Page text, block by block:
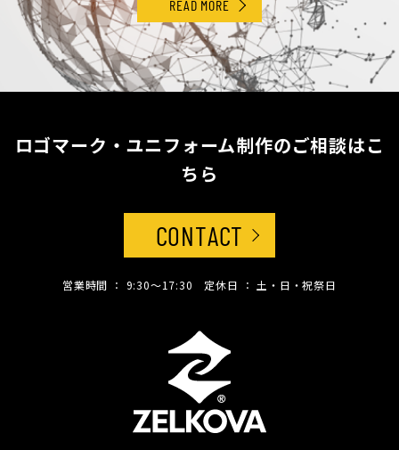
READ MORE
ロゴマーク・ユニフォーム制作のご相談はこ
ちら
CONTACT
営業時間 ： 9:30〜17:30 定休日 ： 土・日・祝祭日